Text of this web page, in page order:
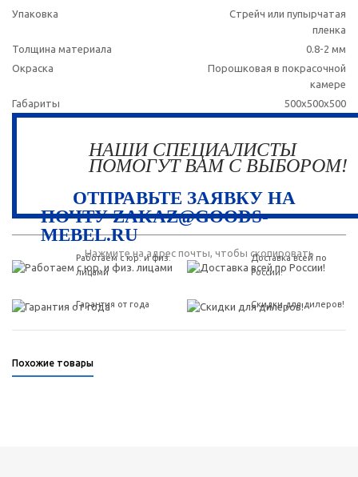
Упаковка
Стрейч или пупырчатая
пленка
Толщина материала
0.8-2 мм
Окраска
Порошковая в покрасочной
камере
Габариты
500х500х500
НАШИ СПЕЦИАЛИСТЫ
ПОМОГУТ ВАМ С ВЫБОРОМ!
ОТПРАВЬТЕ ЗАЯВКУ НА
ПОЧТУ ZAKAZ@GOODS-
MEBEL.RU
Нажмите на адрес почты, чтобы скопировать
Работаем с юр. и физ.
лицами
Доставка всей по
России!
Гарантия от года Скидки для дилеров!
Похожие товары